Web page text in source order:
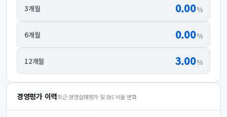
3개월 0.00%
6개월 0.00%
12개월 3.00%
경영평가 이력최근 경영실태평가 및 BIS 비율 변화